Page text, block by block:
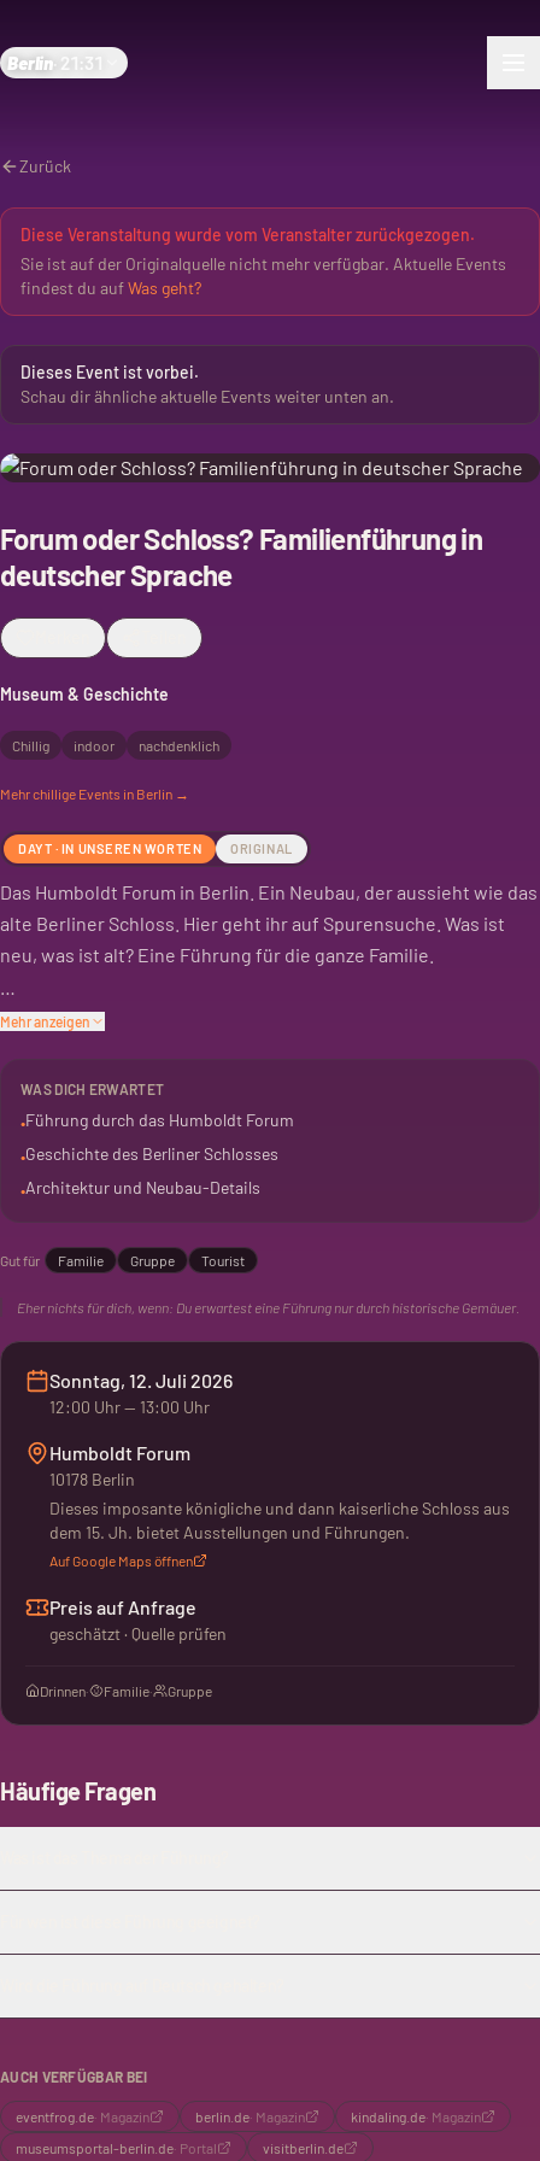
Berlin 21:31
Zurück
Diese Veranstaltung wurde vom Veranstalter zurückgezogen.
Sie ist auf der Originalquelle nicht mehr verfügbar. Aktuelle Events
findest du aufWas geht?
Dieses Event ist vorbei.
Schau dir ähnliche aktuelle Events weiter unten an.
Forum oder Schloss? Familienführung in
deutscher Sprache
Museum & Geschichte
Chillig indoor nachdenklich
Mehrchillige Events in Berlin →
DAYT · IN UNSEREN WORTEN ORIGINAL
Das Humboldt Forum in Berlin. Ein Neubau, der aussieht wie das
alte Berliner Schloss. Hier geht ihr auf Spurensuche. Was ist
neu, was ist alt? Eine Führung für die ganze Familie.
Ihr lernt, wie das Gebäude entstand. Und warum es so aussieht,
Das ist nichts für trockene Vorträge. Sondern für alle, die
wissen wollen, was hinter den Fassaden steckt. Ein Blick hinter
Mehr anzeigen
WAS DICH ERWARTET
•Führung durch das Humboldt Forum
•Geschichte des Berliner Schlosses
•Architektur und Neubau-Details
Gut für Familie Gruppe Tourist
Eher nichts für dich, wenn: Du erwartest eine Führung nur durch historische Gemäuer.
Sonntag, 12. Juli 2026
12:00 Uhr— 13:00 Uhr
Humboldt Forum
10178 Berlin
Dieses imposante königliche und dann kaiserliche Schloss aus
dem 15. Jh. bietet Ausstellungen und Führungen.
Auf Google Maps öffnen
Preis auf Anfrage
geschätzt · Quelle prüfen
Drinnen· Familie· Gruppe
Häufige Fragen
AUCH VERFÜGBAR BEI
eventfrog.de· Magazin berlin.de· Magazin kindaling.de· Magazin
museumsportal-berlin.de· Portal visitberlin.de